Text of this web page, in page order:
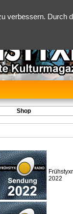
verbessern.
Shop
2022